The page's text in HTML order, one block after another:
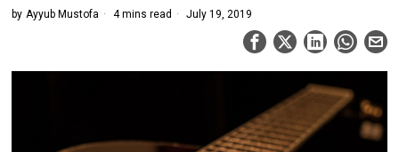
by Ayyub Mustofa 4 mins read July 19, 2019